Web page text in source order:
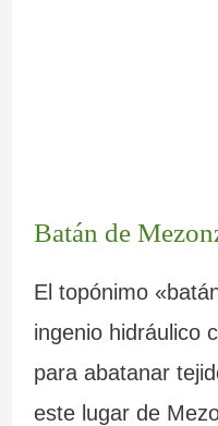
Batán de
El topónimo
ingenio hidráulico
para abatanar
este lugar de